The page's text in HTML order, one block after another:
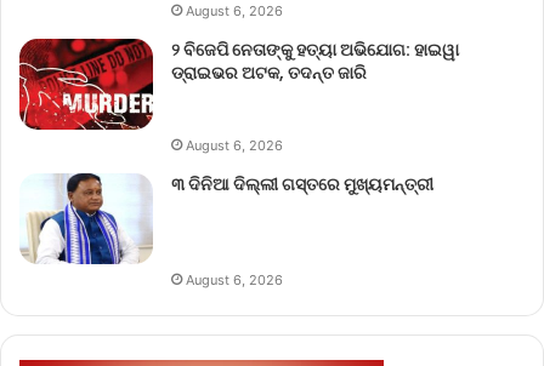
August 6, 2026
୨ ବିଜେପି ନେତାଙ୍କୁ ହତ୍ୟା ଅଭିଯୋଗ: ହାଇୱା
ଡ୍ରାଇଭର ଅଟକ, ତଦନ୍ତ ଜାରି
August 6, 2026
୩ ଦିନିଆ ଦିଲ୍ଲୀ ଗସ୍ତରେ ମୁଖ୍ୟମନ୍ତ୍ରୀ
August 6, 2026